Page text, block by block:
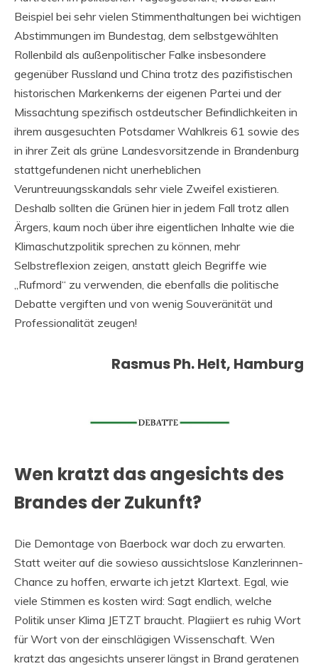
Beispiel bei sehr vielen Stimmenthaltungen bei wichtigen
Abstimmungen im Bundestag, dem selbstgewählten
Rollenbild als außenpolitischer Falke insbesondere
gegenüber Russland und China trotz des pazifistischen
historischen Markenkerns der eigenen Partei und der
Missachtung spezifisch ostdeutscher Befindlichkeiten in
ihrem ausgesuchten Potsdamer Wahlkreis 61 sowie des
in ihrer Zeit als grüne Landesvorsitzende in Brandenburg
stattgefundenen nicht unerheblichen
Veruntreuungsskandals sehr viele Zweifel existieren.
Deshalb sollten die Grünen hier in jedem Fall trotz allen
Ärgers, kaum noch über ihre eigentlichen Inhalte wie die
Klimaschutzpolitik sprechen zu können, mehr
Selbstreflexion zeigen, anstatt gleich Begriffe wie
„Rufmord“ zu verwenden, die ebenfalls die politische
Debatte vergiften und von wenig Souveränität und
Professionalität zeugen!
Rasmus Ph. Helt, Hamburg
Wen kratzt das angesichts des
Brandes der Zukunft?
Die Demontage von Baerbock war doch zu erwarten.
Statt weiter auf die sowieso aussichtslose Kanzlerinnen-
Chance zu hoffen, erwarte ich jetzt Klartext. Egal, wie
viele Stimmen es kosten wird: Sagt endlich, welche
Politik unser Klima JETZT braucht. Plagiiert es ruhig Wort
für Wort von der einschlägigen Wissenschaft. Wen
kratzt das angesichts unserer längst in Brand geratenen